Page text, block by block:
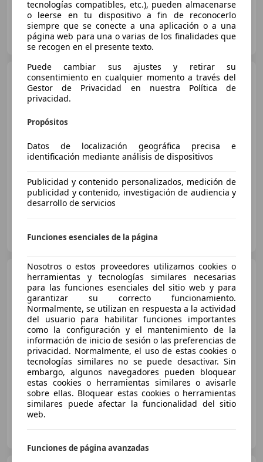
Particular
ES-41530 Morón de la Frontera
Hyundai i30 1.0 TGDI Klass
Fastback LRR
Súperoferta
ES-07009 PALMA DE MALLORCA
Hyundai i30 1.6 CRDi 110cv
BlueDrive Black Line
€ 8.990
Precio justo
07/2016 140.460 km Diésel 81 kW (110 CV)
tecnologías compatibles, etc.), pueden almacenarse
o leerse en tu dispositivo a fin de reconocerlo
siempre que se conecte a una aplicación o a una
página web para una o varias de los finalidades que
se recogen en el presente texto.
Puede cambiar sus ajustes y retirar su
consentimiento en cualquier momento a través del
Gestor de Privacidad en nuestra Política de
privacidad.
Propósitos
Datos de localización geográfica precisa e
identificación mediante análisis de dispositivos
Publicidad y contenido personalizados, medición de
publicidad y contenido, investigación de audiencia y
desarrollo de servicios
Funciones esenciales de la página
Nosotros o estos proveedores utilizamos cookies o
herramientas y tecnologías similares necesarias
para las funciones esenciales del sitio web y para
garantizar su correcto funcionamiento.
Normalmente, se utilizan en respuesta a la actividad
del usuario para habilitar funciones importantes
como la configuración y el mantenimiento de la
información de inicio de sesión o las preferencias de
privacidad. Normalmente, el uso de estas cookies o
tecnologías similares no se puede desactivar. Sin
embargo, algunos navegadores pueden bloquear
estas cookies o herramientas similares o avisarle
sobre ellas. Bloquear estas cookies o herramientas
similares puede afectar la funcionalidad del sitio
web.
Funciones de página avanzadas